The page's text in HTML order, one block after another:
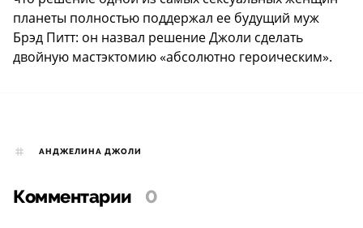
планеты полностью поддержал ее будущий муж
Брэд Питт: он назвал решение Джоли сделать
двойную мастэктомию «абсолютно героическим».
АНДЖЕЛИНА ДЖОЛИ
Комментарии 0